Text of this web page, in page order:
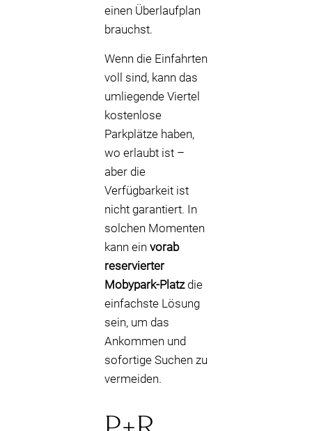
einen Überlaufplan
brauchst.
Wenn die Einfahrten
voll sind, kann das
umliegende Viertel
kostenlose
Parkplätze haben,
wo erlaubt ist –
aber die
Verfügbarkeit ist
nicht garantiert. In
solchen Momenten
kann ein vorab
reservierter
Mobypark-Platzdie
einfachste Lösung
sein, um das
Ankommen und
sofortige Suchen zu
vermeiden.